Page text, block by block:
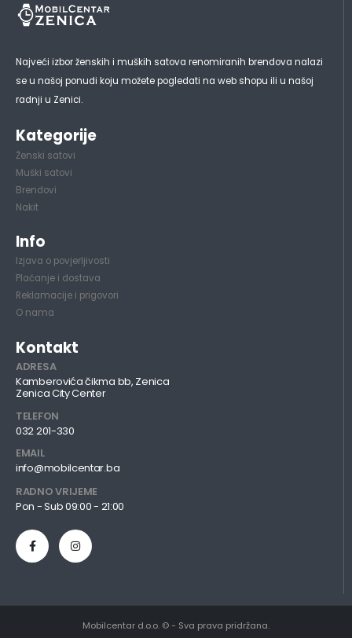
Najveći izbor ženskih i muških satova renomiranih brendova nalazi
se u našoj ponudi koju možete pogledati na web shopu ili u našoj
radnji u Zenici.
Kategorije
Ženski satovi
Muški satovi
Brendovi
Nakit
Info
Izjava o povjerljivosti
Plaćanje i dostava
Reklamacije i prigovori
O nama
Kontakt
ADRESA
Kamberovića čikma bb, Zenica
Zenica City Center
TELEFON
032 201-330
EMAIL
info@mobilcentar.ba
RADNO VRIJEME
Pon - Sub 09:00 - 21:00
Mobilcentar d.o.o. © - Sva prava pridržana.